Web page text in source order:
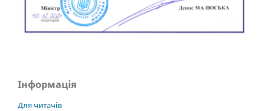
Інформація
Для читачів